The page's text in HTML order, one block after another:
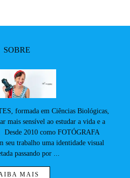
SOBRE
formada em Ciências Biológicas,
mais sensível ao estudar a vida e a
Desde 2010 como FOTÓGRAFA
seu trabalho uma identidade visual
passando por ...
MAIS